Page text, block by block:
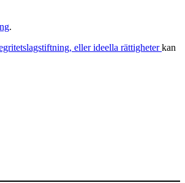
.
eller ideella rättigheterkan